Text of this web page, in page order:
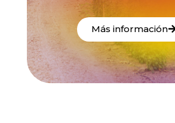
Más información